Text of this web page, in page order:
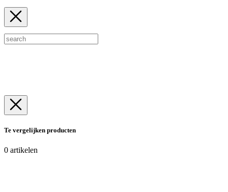
Te vergelijken producten
0 artikelen